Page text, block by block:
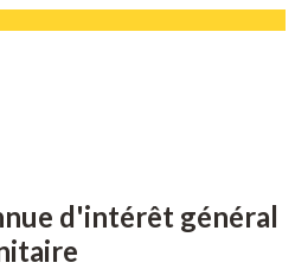
d'intérêt général